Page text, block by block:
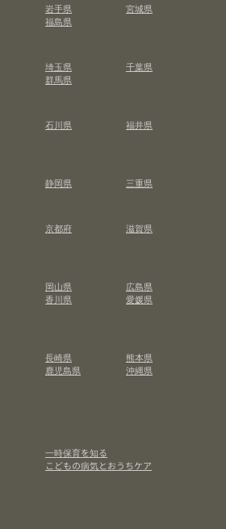
岩手県
宮城県
福島県
埼玉県
千葉県
群馬県
石川県
福井県
静岡県
三重県
京都府
滋賀県
岡山県
広島県
香川県
愛媛県
長崎県
熊本県
鹿児島県 沖縄県
一時保育を知る
こどもの病気とおうちケア